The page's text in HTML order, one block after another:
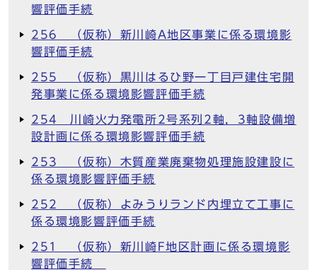
響評価手続
256 （仮称）新川崎A地区事業に係る環境影
響評価手続
255 （仮称）黒川はるひ野一丁目戸建住宅開
発事業に係る環境影響評価手続
254 川崎火力発電所2号系列2軸，3軸設備増
設計画に係る環境影響評価手続
253 （仮称）木質産業廃棄物処理施設建設に
係る環境影響評価手続
252 （仮称）よみうりランド内埋立て工事に
係る環境影響評価手続
251 （仮称）新川崎F地区計画に係る環境影
響評価手続